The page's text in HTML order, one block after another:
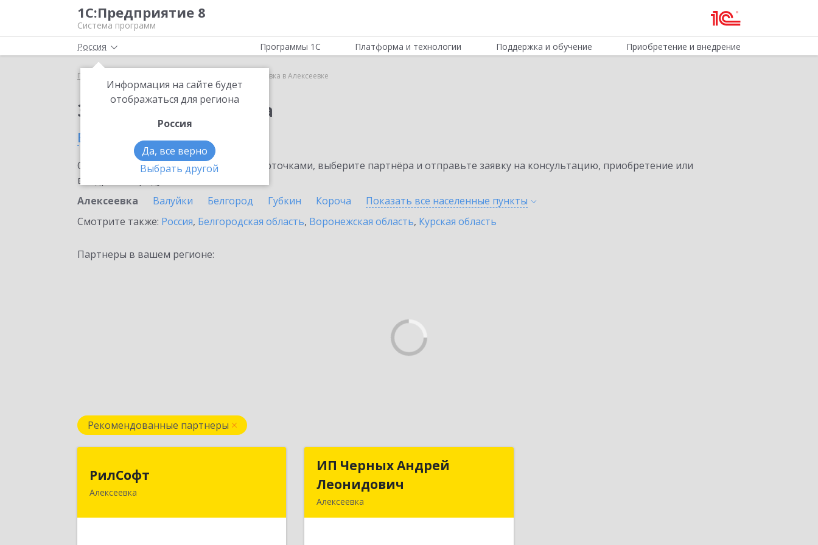
1С:Предприятие 8
Система программ
Россия
Информация на сайте будет
отображаться для региона
Россия
Да, все верно
Выбрать другой
Программы 1С Платформа и технологии Поддержка и обучение Приобретение и внедрение
Главная 1С:Доставка в Алексеевке
Заказать 1С:Доставка
в Алексеевке
Ознакомьтесь с информационными карточками, выберите партнёра и отправьте заявку на консультацию, приобретение или
внедрение продукта.
Алексеевка
Валуйки Белгород Губкин Короча Показать все населенные пункты
Смотрите также: Россия, Белгородская область, Воронежская область, Курская область
Партнеры в вашем регионе:
Рекомендованные партнеры
РилСофт
Алексеевка
ИП Черных Андрей
Леонидович
Алексеевка
ИП Черных Андрей